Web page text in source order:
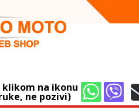
na ikonu
ne pozivi)